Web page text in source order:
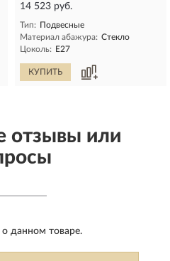
14 523 руб.
Тип: Подвесные
Материал абажура: Стекло
Цоколь: E27
КУПИТЬ
отзывы или
данном товаре.